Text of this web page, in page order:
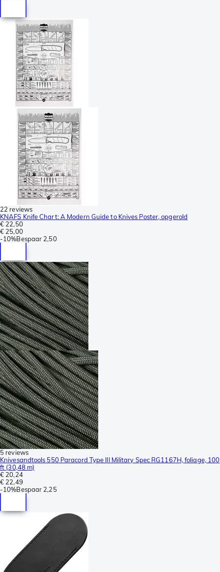
22 reviews
KNAFS Knife Chart: A Modern Guide to Knives Poster, opgerold
€ 22,50
€ 25,00
-10%Bespaar 2,50
5 reviews
Knivesandtools 550 Paracord Type III Military Spec RG1167H, foliage, 100
ft (30,48 m)
€ 20,24
€ 22,49
-10%Bespaar 2,25